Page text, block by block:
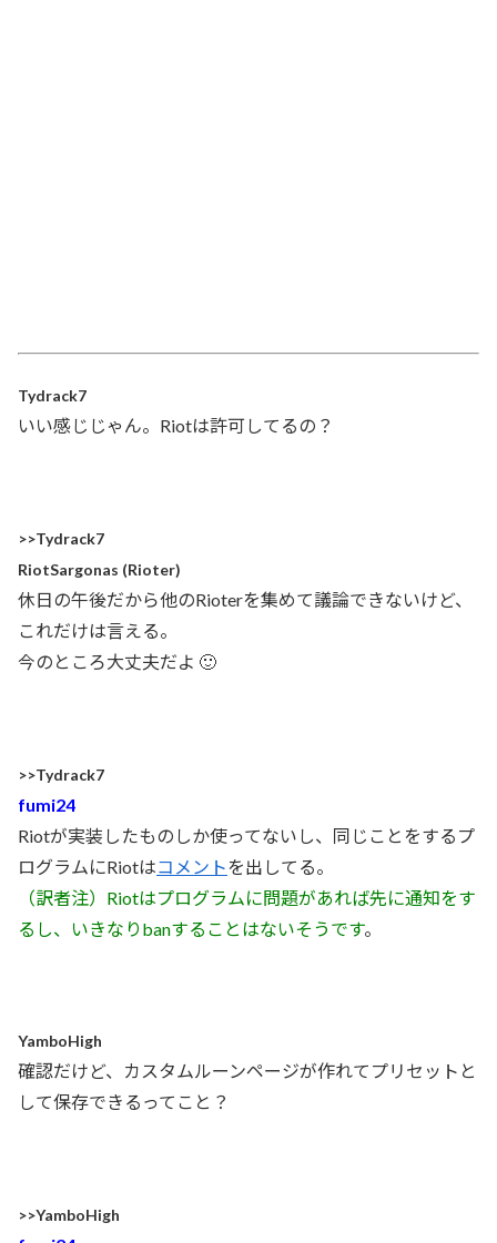
Tydrack7
いい感じじゃん。Riotは許可してるの？
>>Tydrack7
RiotSargonas (Rioter)
休日の午後だから他のRioterを集めて議論できないけど、
これだけは言える。
今のところ大丈夫だよ 🙂
>>Tydrack7
fumi24
Riotが実装したものしか使ってないし、同じことをするプ
ログラムにRiotはコメントを出してる。
（訳者注）Riotはプログラムに問題があれば先に通知をす
るし、いきなりbanすることはないそうです。
YamboHigh
確認だけど、カスタムルーンページが作れてプリセットと
して保存できるってこと？
>>YamboHigh